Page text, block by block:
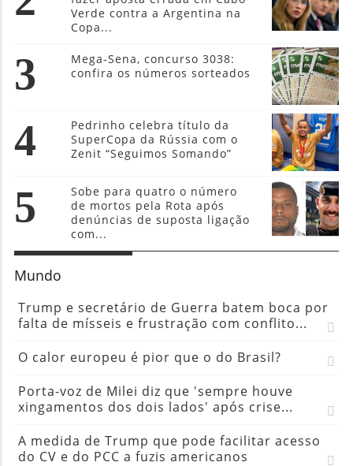
Verde contra a Argentina na
Copa...
3
Mega-Sena, concurso 3038:
confira os números sorteados
4
Pedrinho celebra título da
SuperCopa da Rússia com o
Zenit “Seguimos Somando”
5
Sobe para quatro o número
de mortos pela Rota após
denúncias de suposta ligação
com...
Mundo
Trump e secretário de Guerra batem boca por
falta de mísseis e frustração com conflito...
O calor europeu é pior que o do Brasil?
Porta-voz de Milei diz que 'sempre houve
xingamentos dos dois lados' após crise...
A medida de Trump que pode facilitar acesso
do CV e do PCC a fuzis americanos